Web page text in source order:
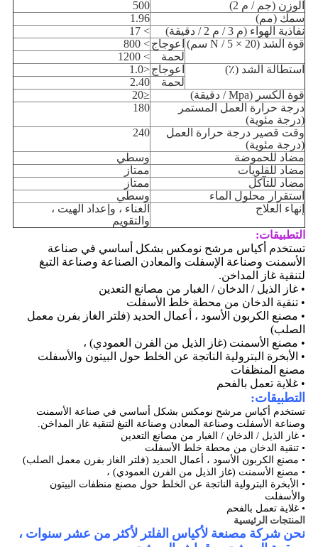
الوزن (جم / م 2)
500
سمك (مم)
1.96
نفاذية الهواء (م 3 / م 2 / دقيقة)
> 17
قوة الشد (N / 5 × 20 سم)
اعوجاج> 800
لحمة
> 1200
استطالة الشد (٪)
اعوجاج<1.0
لحمة
2.40
قوة الكسر (Mpa / دقيقة)
≤20
درجة حرارة العمل المستمر
(درجة مئوية)
180
وقت قصير درجة حرارة العمل
(درجة مئوية)
240
مضاد للحموضة
وسطي
مضاد للقلويات
ممتاز
مضاد للتآكل
ممتاز
استقرار محلول الماء
وسطي
إنهاء العلاج
الغناء ، وإعداد الهيت ،
والتقويم
التطبيقات:
تستخدم أكياس مرشح نومكس بشكل أساسي في صناعة
الأسمنت وصناعة الإسفلت والمعادن الصناعة وصناعة التبغ
لتنقية غاز المداخن.
• غاز الذيل / الدخان / الغبار من مصانع التعدين
• تنقية الدخان من محطة خلط الأسفلت
• مصنع الكربون الأسود ، أعمال الحديد (فلتر الغاز بفرن معمل
الصلب)
• مصنع الأسمنت (غاز الذيل من الفرن العمودي) ،
• الأبخرة البترولية الناتجة عن الخلط حول البيتون والأسفلت
مصنع المنظفات
• غلاية تعمل بالفحم
التطبيقات:
تستخدم أكياس مرشح نومكس بشكل أساسي في صناعة الأسمنت
وصناعة الأسفلت وصناعة المعادن وصناعة التبغ لتنقية غاز المداخن.
• غاز الذيل / الدخان / الغبار من مصانع التعدين
• تنقية الدخان من محطة خلط الأسفلت
• مصنع الكربون الأسود ، أعمال الحديد (فلتر الغاز بفرن معمل الصلب)
• مصنع الأسمنت (غاز الذيل من الفرن العمودي) ،
• الأبخرة البترولية الناتجة عن الخلط حول مصنع منظفات البيتون
والأسفلت
• غلاية تعمل بالفحم
المنتجات الرئيسية
نحن شركة مصنعة لأكياس الفلتر لأكثر من عشر سنوات ،